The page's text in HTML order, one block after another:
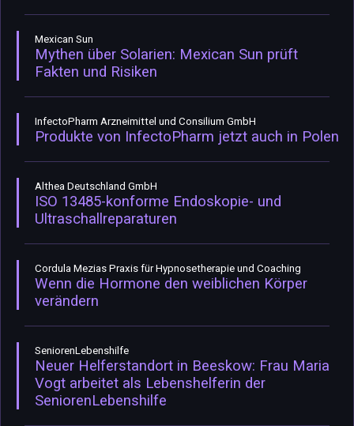
Mexican Sun
Mythen über Solarien: Mexican Sun prüft
Fakten und Risiken
InfectoPharm Arzneimittel und Consilium GmbH
Produkte von InfectoPharm jetzt auch in Polen
Althea Deutschland GmbH
ISO 13485-konforme Endoskopie- und
Ultraschallreparaturen
Cordula Mezias Praxis für Hypnosetherapie und Coaching
Wenn die Hormone den weiblichen Körper
verändern
SeniorenLebenshilfe
Neuer Helferstandort in Beeskow: Frau Maria
Vogt arbeitet als Lebenshelferin der
SeniorenLebenshilfe